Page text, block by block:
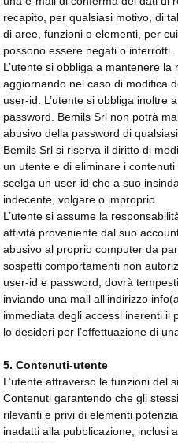
recapito, per qualsiasi motivo, di
di aree, funzioni o elementi, per
possono essere negati o interrotti.
L’utente si obbliga a mantenere
aggiornando nel caso di modifica
user-id. L’utente si obbliga inoltre
password. Bemils Srl non potrà
abusivo della password di
Bemils Srl si riserva il diritto di
un utente e di eliminare i
scelga un user-id che a suo
indecente, volgare o improprio.
L’utente si assume la
attività proveniente dal suo
abusivo al proprio computer da
sospetti comportamenti non
user-id e password, dovrà
inviando una mail all’indirizzo
immediata degli accessi inerenti il
lo desideri per l’effettuazione di
5. Contenuti-utente
L’utente attraverso le funzioni del
Contenuti garantendo che gli
rilevanti e privi di elementi
inadatti alla pubblicazione, inclusi